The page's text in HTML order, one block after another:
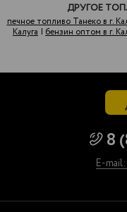
ДРУГОЕ
печное топливо Танеко в г.
Калуга | бензин оптом в г.
8
E-